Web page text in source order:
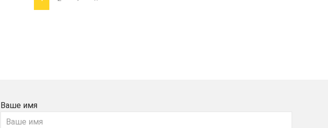
Ваше имя